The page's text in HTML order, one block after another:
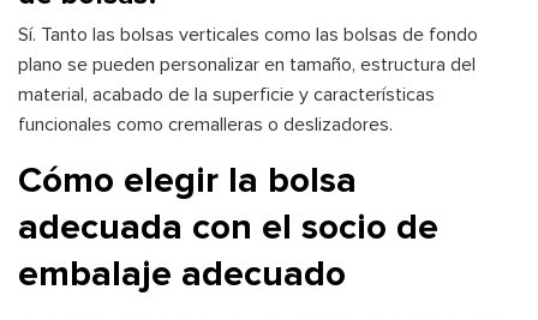
Sí. Tanto las bolsas verticales como las bolsas de fondo
plano se pueden personalizar en tamaño, estructura del
material, acabado de la superficie y características
funcionales como cremalleras o deslizadores.
Cómo elegir la bolsa
adecuada con el socio de
embalaje adecuado